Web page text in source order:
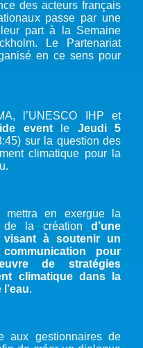
2023
des acteurs français
passe par une
part à la Semaine
Le Partenariat
en ce sens pour
l’UNESCO IHP et
eventle Jeudi 5
sur la question des
climatique pour la
mettra en exergue la
de la création d’une
visant à soutenir un
pour
de stratégies
climatique dans la
.
aux gestionnaires de